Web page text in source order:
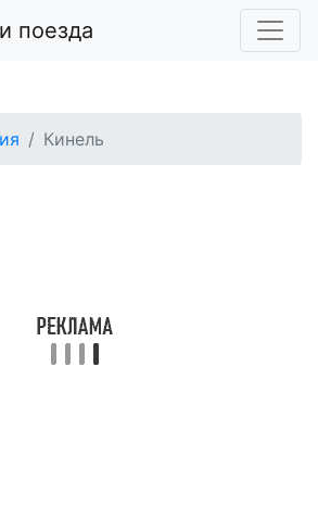
поезда
Кинель